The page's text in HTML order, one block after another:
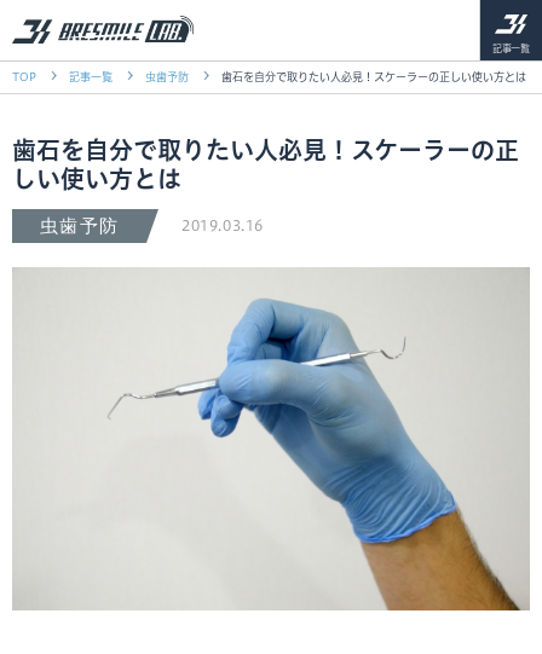
記事一覧
TOP 記事一覧 虫歯予防 歯石を自分で取りたい人必見！スケーラーの正しい使い方とは
歯石を自分で取りたい人必見！スケーラーの正
しい使い方とは
虫歯予防 2019.03.16